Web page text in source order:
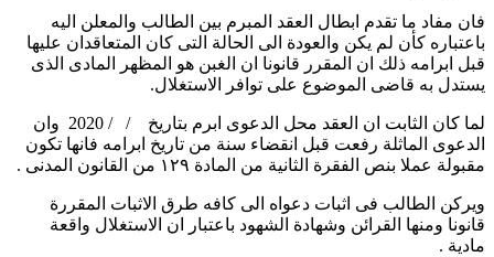
فان مفاد ما تقدم ابطال العقد المبرم بين الطالب والمعلن اليه
باعتباره كأن لم يكن والعودة الى الحالة التى كان المتعاقدان عليها
قبل ابرامه ذلك ان المقرر قانونا ان الغبن هو المظهر المادى الذى
يستدل به قاضى الموضوع على توافر الاستغلال.
لما كان الثابت ان العقد محل الدعوى ابرم بتاريخ / / 2020 وان
الدعوى الماثلة رفعت قبل انقضاء سنة من تاريخ ابرامه فانها تكون
مقبولة عملا بنص الفقرة الثانية من المادة ۱۲۹ من القانون المدنى .
ويركن الطالب فى اثبات دعواه الى كافه طرق الاثبات المقررة
قانونا ومنها القرائن وشهادة الشهود باعتبار ان الاستغلال واقعة
مادية .